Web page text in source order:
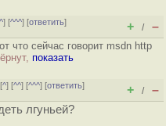
] [^^^] [ответить]
+ / –
что сейчас говорит msdn http
показать
^] [^^] [^^^] [ответить]
+ / –
лгуньей?